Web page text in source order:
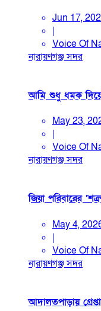
Jun 17,
|
Voice Of
নারায়ণগঞ্জ সদর
আমি শুধু ধমক
May 23,
|
Voice Of
নারায়ণগঞ্জ সদর
জিয়া পরিবারের
May 4,
|
Voice Of
নারায়ণগঞ্জ সদর
আদালতপাড়ায়